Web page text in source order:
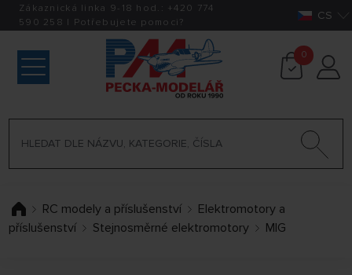
Zákaznická linka 9-18 hod.: +420 774
590 258 | Potřebujete pomoci? CS
0
RC modely a příslušenství
Elektromotory a
příslušenství
Stejnosměrné elektromotory MIG